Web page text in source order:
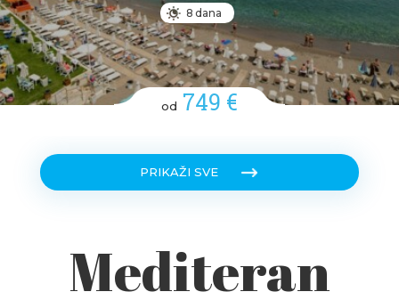
8 dana
od 749 €
PRIKAŽI SVE
Mediteran